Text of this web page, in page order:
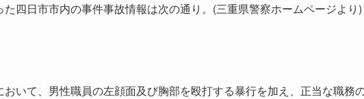
四日市市内の事件事故情報は次の通り。(三重県警察ホームページより)
いて、男性職員の左顔面及び胸部を殴打する暴行を加え、正当な職務